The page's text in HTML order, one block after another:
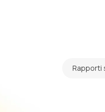
Rapporti